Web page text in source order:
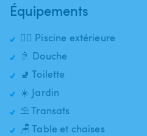
Équipements
🏊‍♂️ Piscine extérieure
🚿 Douche
🚽 Toilette
☀️ Jardin
⛱️ Transats
🪑 Table et chaises